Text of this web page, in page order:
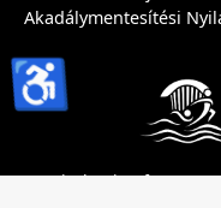
Akadálymentesítési
Minden jog